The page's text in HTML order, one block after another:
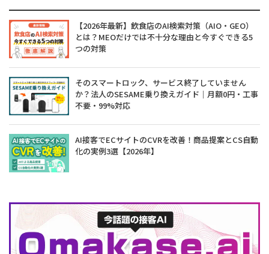
【2026年最新】飲食店のAI検索対策（AIO・GEO）
とは？MEOだけでは不十分な理由と今すぐできる5
つの対策
そのスマートロック、サービス終了していません
か？法人のSESAME乗り換えガイド｜月額0円・工事
不要・99%対応
AI接客でECサイトのCVRを改善！商品提案とCS自動
化の実例3選【2026年】